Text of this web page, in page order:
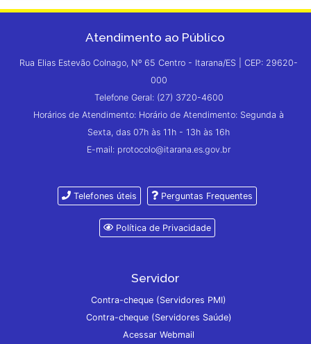
Atendimento ao Público
Rua Elias Estevão Colnago, Nº 65 Centro - Itarana/ES | CEP: 29620-
000
Telefone Geral: (27) 3720-4600
Horários de Atendimento: Horário de Atendimento: Segunda à
Sexta, das 07h às 11h - 13h às 16h
E-mail: protocolo@itarana.es.gov.br
Telefones úteis Perguntas Frequentes
Política de Privacidade
Servidor
Contra-cheque (Servidores PMI)
Contra-cheque (Servidores Saúde)
Acessar Webmail